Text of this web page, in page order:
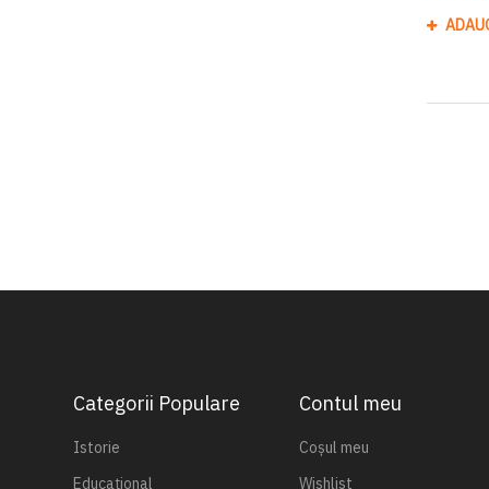
Categorii Populare
Istorie
Educațional
Contul meu
Coșul meu
Wishlist